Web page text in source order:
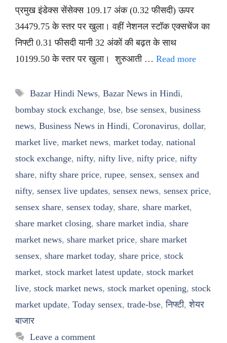
प्रमुख इंडेक्स सेंसेक्स 109.17 अंक (0.32 फीसदी) ऊपर
34479.75 के स्तर पर खुला। वहीं नेशनल स्टॉक एक्सचेंज का
निफ्टी 0.31 फीसदी यानी 32 अंकों की बढ़त के साथ
10199.50 के स्तर पर खुला। शुरुआती … Read more
Tags
Bazar Hindi News, Bazar News in Hindi,
bombay stock exchange, bse, bse sensex, business
news, Business News in Hindi, Coronavirus, dollar,
market live, market news, market today, national
stock exchange, nifty, nifty live, nifty price, nifty
share, nifty share price, rupee, sensex, sensex and
nifty, sensex live updates, sensex news, sensex price,
sensex share, sensex today, share, share market,
share market closing, share market india, share
market news, share market price, share market
sensex, share market today, share price, stock
market, stock market latest update, stock market
live, stock market news, stock market opening, stock
market update, Today sensex, trade-bse,निफ्टी,शेयर
बाजार
Leave a comment